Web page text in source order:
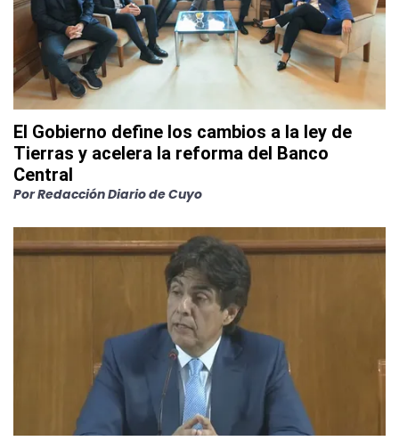
El Gobierno define los cambios a la ley de
Tierras y acelera la reforma del Banco
Central
PorRedacción Diario de Cuyo